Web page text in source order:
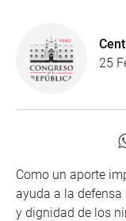
25
Como un aporte
ayuda a la
y dignidad de los